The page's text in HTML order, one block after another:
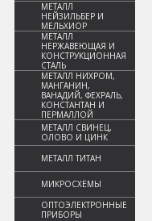
МЕТАЛЛ
НЕЙЗИЛЬБЕР И
МЕЛЬХИОР
МЕТАЛЛ
НЕРЖАВЕЮЩАЯ И
КОНСТРУКЦИОННАЯ
СТАЛЬ
МЕТАЛЛ НИХРОМ,
МАНГАНИН,
ВАНАДИЙ, ФЕХРАЛЬ,
КОНСТАНТАН И
ПЕРМАЛЛОЙ
МЕТАЛЛ СВИНЕЦ,
ОЛОВО И ЦИНК
МЕТАЛЛ ТИТАН
МИКРОСХЕМЫ
ОПТОЭЛЕКТРОННЫЕ
ПРИБОРЫ